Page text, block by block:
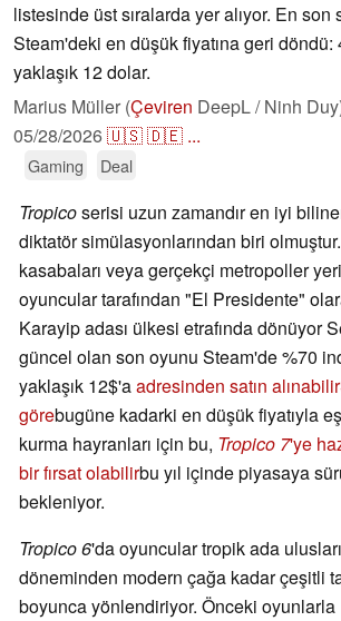
listesinde üst sıralarda yer alıyor. En son
Steam'deki en düşük fiyatına geri
yaklaşık 12 dolar.
Marius Müller (Çeviren DeepL / Ninh
05/28/2026🇺🇸🇩🇪 ...
Gaming Deal
Tropicoserisi uzun zamandır en iyi
diktatör simülasyonlarından biri
kasabaları veya gerçekçi metropoller
oyuncular tarafından "El Presidente"
Karayip adası ülkesi etrafında dönüyor
güncel olan son oyunu Steam'de %70
yaklaşık 12$'aadresinden satın alınabilir
görebugüne kadarki en düşük fiyatıyla
kurma hayranları için bu, Tropico 7'ye
bir fırsat olabilirbu yıl içinde piyasaya
bekleniyor.
Tropico 6'da oyuncular tropik ada
döneminden modern çağa kadar çeşitli
boyunca yönlendiriyor. Önceki oyunlarla